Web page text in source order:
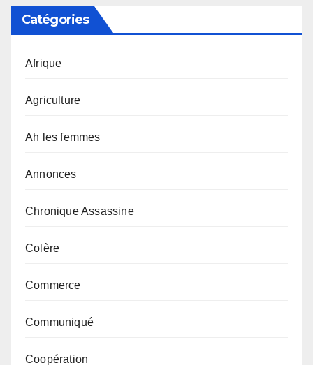
Catégories
Afrique
Agriculture
Ah les femmes
Annonces
Chronique Assassine
Colère
Commerce
Communiqué
Coopération